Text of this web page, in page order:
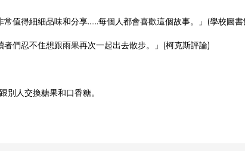
值得細細品味和分享……每個人都會喜歡這個故事。」(學校圖書
們忍不住想跟雨果再次一起出去散步。」(柯克斯評論)
人交換糖果和口香糖。